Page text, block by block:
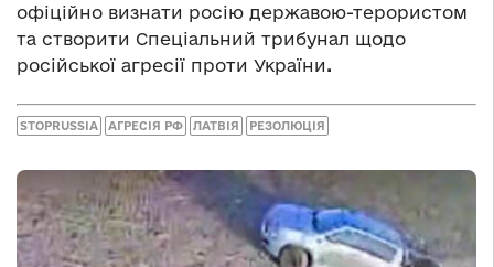
офіційно визнати росію державою-терористом
та створити Спеціальний трибунал щодо
російської агресії проти України.
STOPRUSSIA АГРЕСІЯ РФ ЛАТВІЯ РЕЗОЛЮЦІЯ